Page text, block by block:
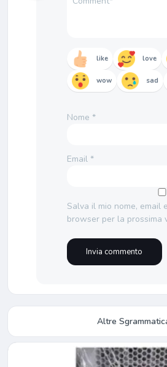
like love
wow sad
Nome *
Email *
Salva il mio nome, email
browser per la prossima
Altre